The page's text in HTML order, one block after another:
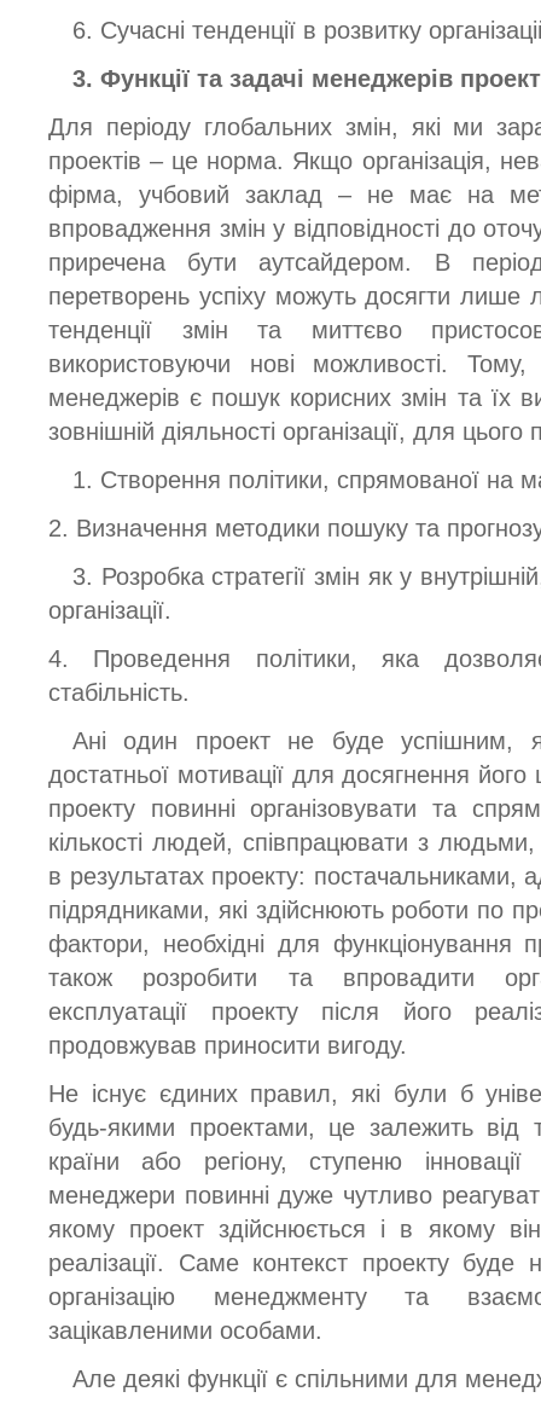
6. Сучасні тенденції в розвитку
3. Функції та задачі менеджерів
Для періоду глобальних змін, які ми
проектів – це норма. Якщо організація,
фірма, учбовий заклад – не має на
впровадження змін у відповідності до
приречена бути аутсайдером. В
перетворень успіху можуть досягти лише
тенденції змін та миттєво
використовуючи нові можливості.
менеджерів є пошук корисних змін та їх
зовнішній діяльності організації, для цього
1. Створення політики, спрямованої на
2. Визначення методики пошуку та
3. Розробка стратегії змін як у
організації.
4. Проведення політики, яка
стабільність.
Ані один проект не буде успішним,
достатньої мотивації для досягнення
проекту повинні організовувати та
кількості людей, співпрацювати з людьми,
в результатах проекту: постачальниками,
підрядниками, які здійснюють роботи по
фактори, необхідні для функціонування
також розробити та впровадити
експлуатації проекту після його
продовжував приносити вигоду.
Не існує єдиних правил, які були б
будь-якими проектами, це залежить від
країни або регіону, ступеню
менеджери повинні дуже чутливо
якому проект здійснюється і в якому
реалізації. Саме контекст проекту буде
організацію менеджменту та
зацікавленими особами.
Але деякі функції є спільними для